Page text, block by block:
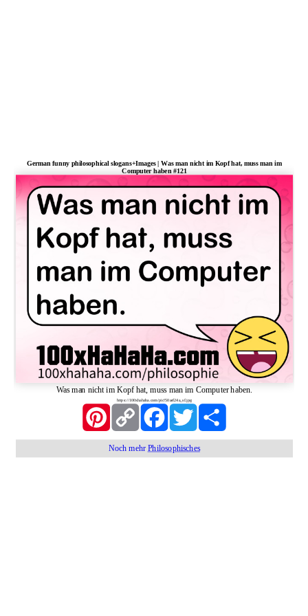
German funny philosophical slogans+Images | Was man nicht im Kopf hat, muss man im
Computer haben #121
Was man nicht im Kopf hat, muss man im Computer haben.
https://100xhahaha.com/pic!50aef24a_sf.jpg
PinterestCopy
Link
FacebookTwitter Share
Noch mehr Philosophisches